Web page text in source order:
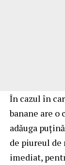
În cazul în
banane are o
adăuga
de piureul de
imediat,